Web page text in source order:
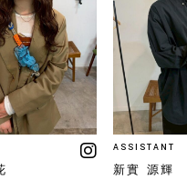
ASSISTANT
新實 源輝